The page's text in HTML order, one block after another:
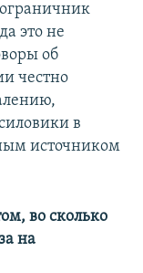
это не
об
честно
в
источником
во сколько
на